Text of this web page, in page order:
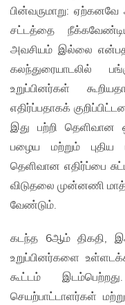
பின்வருமாறு:
சட்டத்தை
அவசியம் இல்லை
கலந்துரையாடலில்
உறுப்பினர்கள்
எதிர்ப்பதாகக்
இது பற்றி தெளிவான
பழைய மற்றும் புதிய
தெளிவான எதிர்ப்பை
விடுதலை முன்னணி
வேண்டும்.
கடந்த 6ஆம் திகதி,
உறுப்பினர்களை
கூட்டம்
செயற்பாட்டாளர்கள்